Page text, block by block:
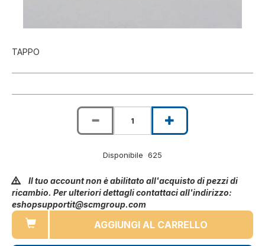
TAPPO
Disponibile 625
Il tuo account non è abilitato all'acquisto di pezzi di
ricambio. Per ulteriori dettagli contattaci all'indirizzo:
eshopsupportit@scmgroup.com
AGGIUNGI AL CARRELLO